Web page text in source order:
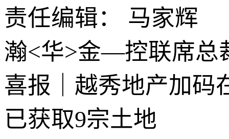
责任编辑： 马家辉
瀚<华>金—控联席总
喜报｜越秀地产加码
已获取9宗土地